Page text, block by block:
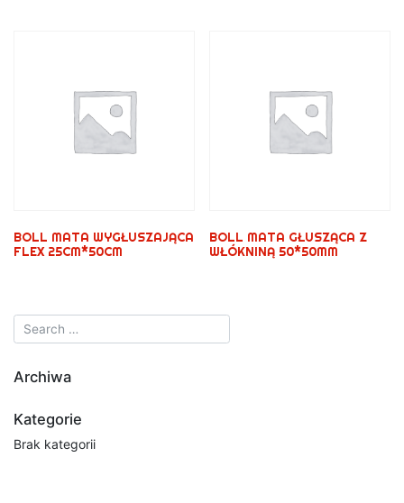
BOLL MATA WYGŁUSZAJĄCA
FLEX 25CM*50CM
BOLL MATA GŁUSZĄCA Z
WŁÓKNINĄ 50*50MM
Archiwa
Kategorie
Brak kategorii